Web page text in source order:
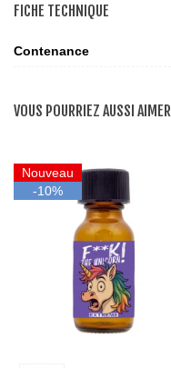
FICHE TECHNIQUE
Contenance
VOUS POURRIEZ AUSSI AIMER
Nouveau
-10%